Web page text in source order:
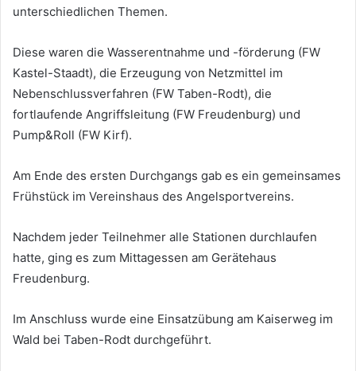
unterschiedlichen Themen.
Diese waren die Wasserentnahme und -förderung (FW
Kastel-Staadt), die Erzeugung von Netzmittel im
Nebenschlussverfahren (FW Taben-Rodt), die
fortlaufende Angriffsleitung (FW Freudenburg) und
Pump&Roll (FW Kirf).
Am Ende des ersten Durchgangs gab es ein gemeinsames
Frühstück im Vereinshaus des Angelsportvereins.
Nachdem jeder Teilnehmer alle Stationen durchlaufen
hatte, ging es zum Mittagessen am Gerätehaus
Freudenburg.
Im Anschluss wurde eine Einsatzübung am Kaiserweg im
Wald bei Taben-Rodt durchgeführt.